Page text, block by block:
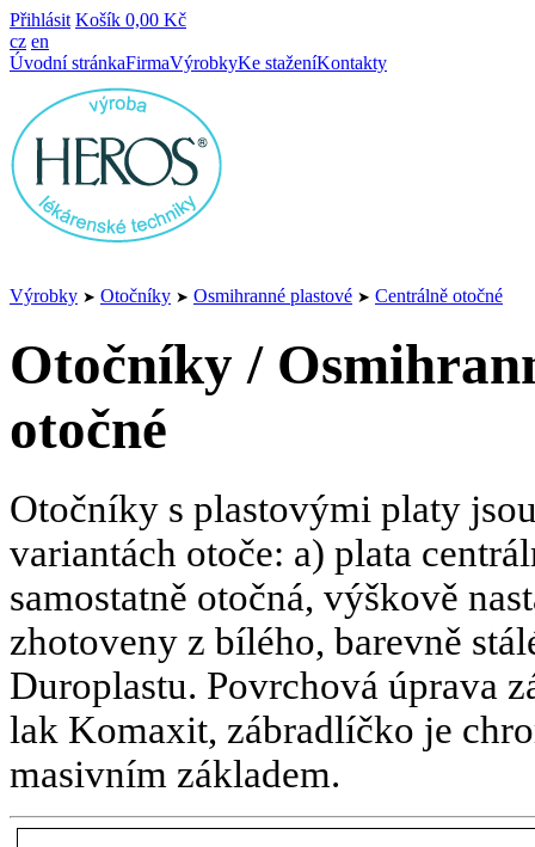
Přihlásit Košík 0,00 Kč
cz en
Úvodní stránkaFirmaVýrobkyKe staženíKontakty
Výrobky ➤ Otočníky ➤ Osmihranné plastové ➤ Centrálně otočné
Otočníky /
otočné
Otočníky s plastovými platy
variantách otoče: a) plata
samostatně otočná, výškově
zhotoveny z bílého, barevně
Duroplastu. Povrchová úprava
lak Komaxit, zábradlíčko je
masivním základem.